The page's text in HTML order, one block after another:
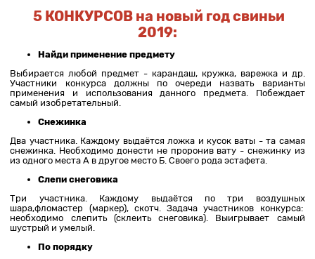
5 КОНКУРСОВ на новый год свиньи
2019:
Найди применение предмету
Выбирается любой предмет - карандаш, кружка, варежка и др.
Участники конкурса должны по очереди назвать варианты
применения и использования данного предмета. Побеждает
самый изобретательный.
Снежинка
Два участника. Каждому выдаётся ложка и кусок ваты - та самая
снежинка. Необходимо донести не проронив вату - снежинку из
из одного места А в другое место Б. Своего рода эстафета.
Слепи снеговика
Три участника. Каждому выдаётся по три воздушных
шара,фломастер (маркер), скотч. Задача участников конкурса:
необходимо слепить (склеить снеговика). Выигрывает самый
шустрый и умелый.
По порядку